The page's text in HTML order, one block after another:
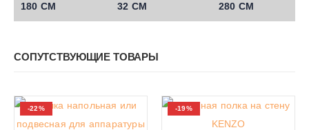
180 СМ 32 СМ 280 СМ
СОПУТСТВУЮЩИЕ ТОВАРЫ
-22% -19%